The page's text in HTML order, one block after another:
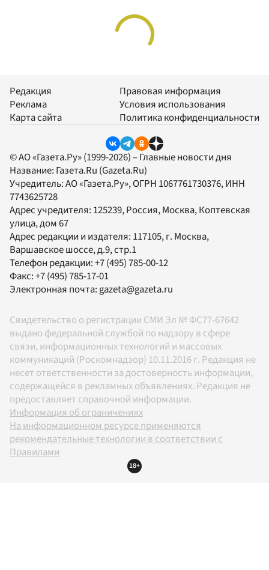
Редакция
Реклама
Карта сайта
Правовая информация
Условия использования
Политика конфиденциальности
© АО «Газета.Ру» (1999-2026) – Главные новости дня
Название: Газета.Ru (Gazeta.Ru)
Учредитель:АО «Газета.Ру», ОГРН 1067761730376, ИНН
7743625728
Адрес учредителя: 125239, Россия, Москва, Коптевская
улица, дом 67
Адрес редакции и издателя: 117105, г. Москва,
Варшавское шоссе, д.9, стр.1
Телефон редакции:+7 (495) 785-00-12
Факс:+7 (495) 785-17-01
Электронная почта:gazeta@gazeta.ru
Свидетельство о регистрации СМИ Эл № ФС77-67642
выдано федеральной службой по надзору в сфере
связи, информационных технологий и массовых
коммуникаций (Роскомнадзор) 10.11.2016 г. Редакция не
несет ответственности за достоверность информации,
содержащейся в рекламных объявлениях. Редакция не
предоставляет справочной информации.
Информация об ограничениях
На информационном ресурсе применяются
рекомендательные технологии в соответствии с
Правилами
18+